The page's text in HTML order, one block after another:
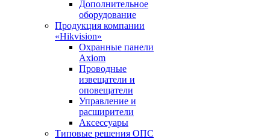
Дополнительное
оборудование
Продукция компании
«Hikvision»
Охранные панели
Axiom
Проводные
извещатели и
оповещатели
Управление и
расширители
Аксессуары
Типовые решения ОПС